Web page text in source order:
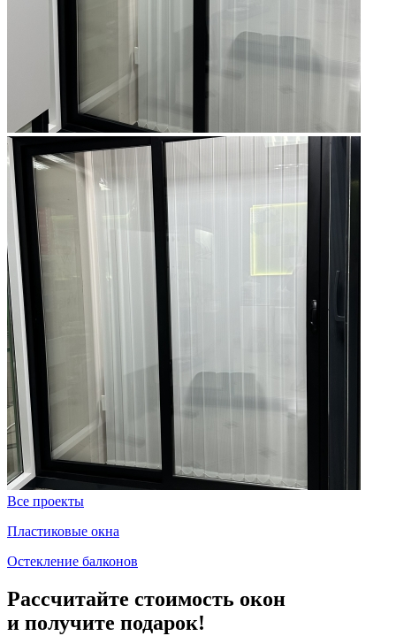
Все проекты
Пластиковые окна
Остекление балконов
Рассчитайте стоимость окон
и получите подарок!